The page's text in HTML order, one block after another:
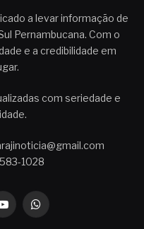
a levar informação de
Pernambucana. Com o
e a credibilidade em
com seriedade e
1028
YouTubeWhatsApp